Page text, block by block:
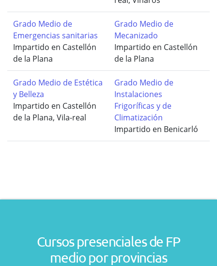
Grado Medio de
Emergencias sanitarias
Impartido en Castellón
de la Plana
Grado Medio de
Mecanizado
Impartido en Castellón
de la Plana
Grado Medio de Estética
y Belleza
Impartido en Castellón
de la Plana, Vila-real
Grado Medio de
Instalaciones
Frigoríficas y de
Climatización
Impartido en Benicarló
Cursos presenciales de FP
medio por provincias